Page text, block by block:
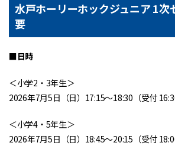
水戸ホーリーホックジュニア 1次
要
■日時
＜小学2・3年生＞
2026年7月5日（日）17:15～18:30（受付
＜小学4・5年生＞
2026年7月5日（日）18:45～20:15（受付